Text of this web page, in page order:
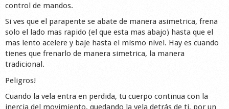
control de mandos.
Si ves que el parapente se abate de manera asimetrica, frena
solo el lado mas rapido (el que esta mas abajo) hasta que el
mas lento acelere y baje hasta el mismo nivel. Hay es cuando
tienes que frenarlo de manera simetrica, la manera
tradicional.
Peligros!
Cuando la vela entra en perdida, tu cuerpo continua con la
inercia del movimiento, quedando la vela detrás de ti, por un